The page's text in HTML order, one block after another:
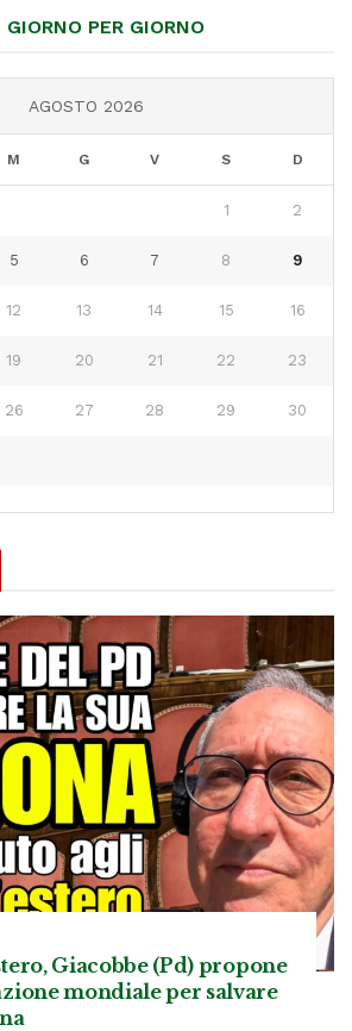
PER GIORNO
AGOSTO 2026
M G V S D
1 2
5 6 7 8 9
12 13 14 15 16
19 20 21 22 23
26 27 28 29 30
Giacobbe (Pd) propone
mondiale per salvare